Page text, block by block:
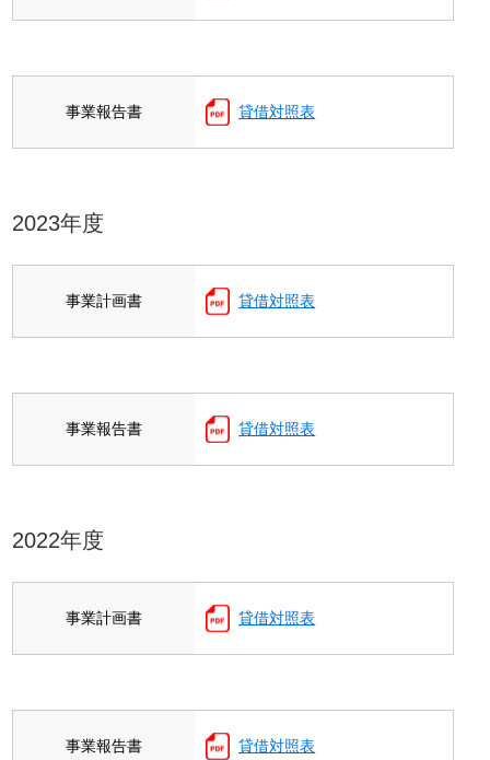
事業報告書 貸借対照表
2023年度
事業計画書 貸借対照表
事業報告書 貸借対照表
2022年度
事業計画書 貸借対照表
事業報告書 貸借対照表